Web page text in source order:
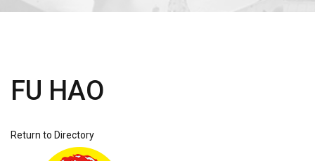
FU HAO
Return to Directory